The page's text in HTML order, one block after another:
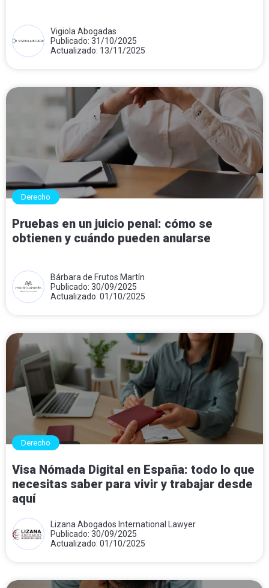
Vigiola Abogadas
Publicado: 31/10/2025
Actualizado: 13/11/2025
Derecho
Pruebas en un juicio penal: cómo se
obtienen y cuándo pueden anularse
Bárbara de Frutos Martín
Publicado: 30/09/2025
Actualizado: 01/10/2025
Derecho
Visa Nómada Digital en España: todo lo que
necesitas saber para vivir y trabajar desde
aquí
Lizana Abogados International Lawyer
Publicado: 30/09/2025
Actualizado: 01/10/2025